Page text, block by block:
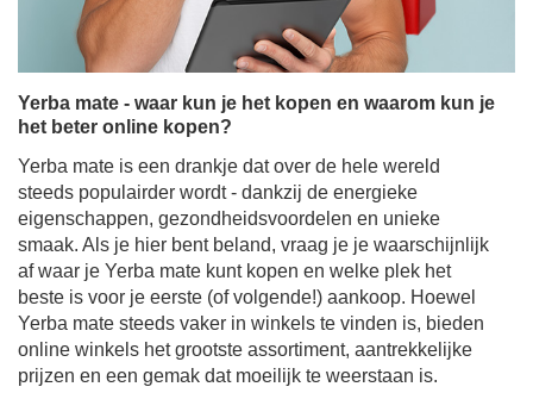
steeds populairder wordt - dankzij de energieke
eigenschappen, gezondheidsvoordelen en unieke
smaak. Als je hier bent beland, vraag je je waarschijnlijk
af waar je Yerba mate kunt kopen en welke plek het
beste is voor je eerste (of volgende!) aankoop. Hoewel
online winkels het grootste assortiment, aantrekkelijke
prijzen en een gemak dat moeilijk te weerstaan is.
Ontdek waarom online yerba mate kopen de beste
beslissing is als je op zoek bent naar producten van
hoge kwaliteit, accessoires om ervan te genieten en sets
die perfect zijn als cadeau.
Meer lezen